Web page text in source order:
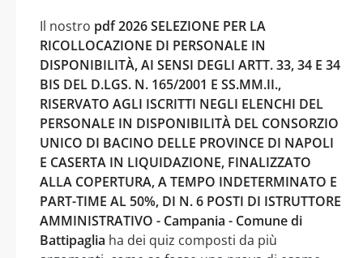
Il nostro pdf 2026 SELEZIONE PER LA
RICOLLOCAZIONE DI PERSONALE IN
DISPONIBILITÀ, AI SENSI DEGLI ARTT. 33, 34 E 34
BIS DEL D.LGS. N. 165/2001 E SS.MM.II.,
RISERVATO AGLI ISCRITTI NEGLI ELENCHI DEL
PERSONALE IN DISPONIBILITÀ DEL CONSORZIO
UNICO DI BACINO DELLE PROVINCE DI NAPOLI
E CASERTA IN LIQUIDAZIONE, FINALIZZATO
ALLA COPERTURA, A TEMPO INDETERMINATO E
PART-TIME AL 50%, DI N. 6 POSTI DI ISTRUTTORE
AMMINISTRATIVO - Campania - Comune di
Battipaglia ha dei quiz composti da più